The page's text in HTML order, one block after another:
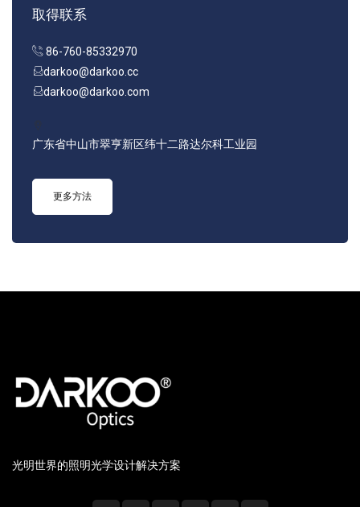
取得联系
86-760-85332970
darkoo@darkoo.cc
darkoo@darkoo.com
广东省中山市翠亨新区纬十二路达尔科工业园
更多方法
光明世界的照明光学设计解决方案